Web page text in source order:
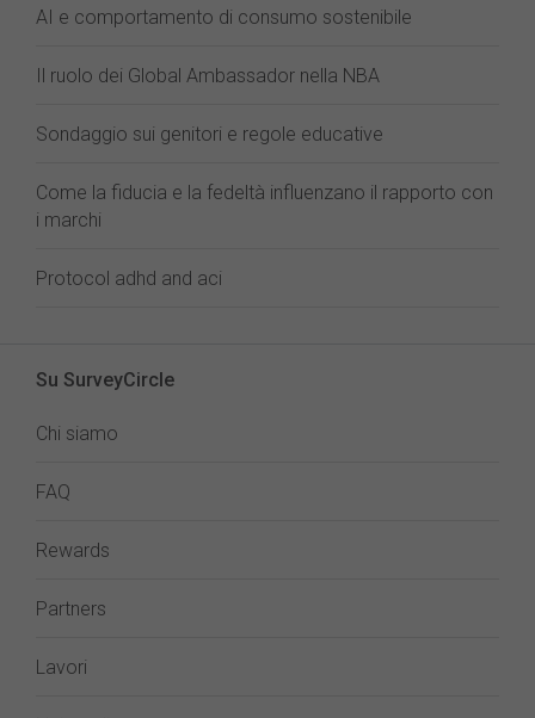
AI e comportamento di consumo sostenibile
Il ruolo dei Global Ambassador nella NBA
Sondaggio sui genitori e regole educative
Come la fiducia e la fedeltà influenzano il rapporto con
i marchi
Protocol adhd and aci
Su SurveyCircle
Chi siamo
FAQ
Rewards
Partners
Lavori